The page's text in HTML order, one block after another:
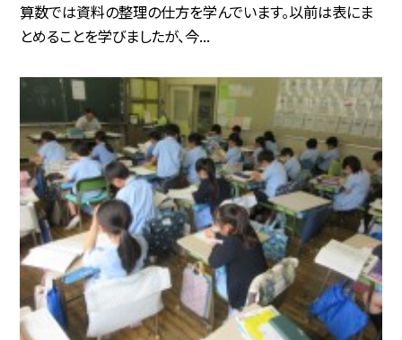
算数では資料の整理の仕方を学んでいます。以前は表にま
とめることを学びましたが、今...